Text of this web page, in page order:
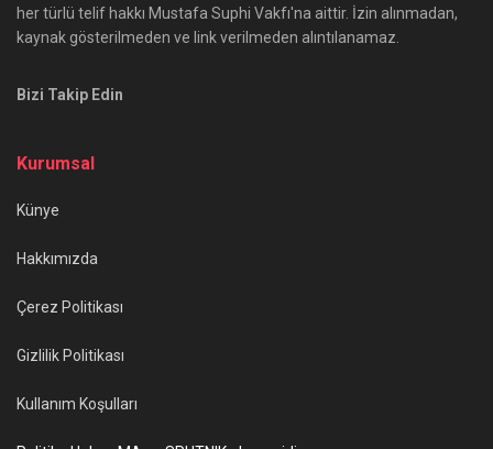
her türlü telif hakkı Mustafa Suphi Vakfı'na aittir. İzin alınmadan,
kaynak gösterilmeden ve link verilmeden alıntılanamaz.
Bizi Takip Edin
Kurumsal
Künye
Hakkımızda
Çerez Politikası
Gizlilik Politikası
Kullanım Koşulları